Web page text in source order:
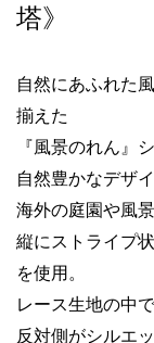
塔》
自然にあふれた
揃えた
『風景のれん』
自然豊かなデザ
海外の庭園や風
縦にストライプ
を使用。
レース生地の中
反対側がシルエ